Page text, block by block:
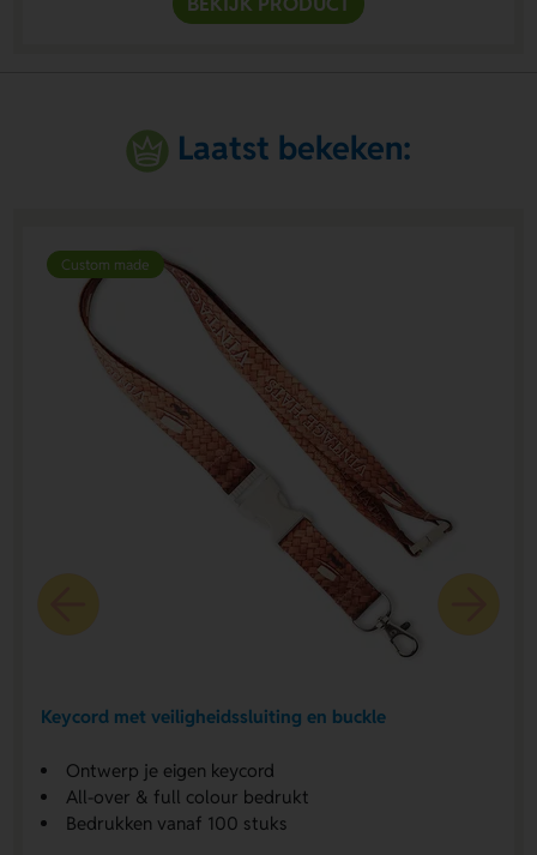
Laatst bekeken:
Custom made
Keycord met veiligheidssluiting en buckle
Ontwerp je eigen keycord
All-over & full colour bedrukt
Bedrukken vanaf 100 stuks